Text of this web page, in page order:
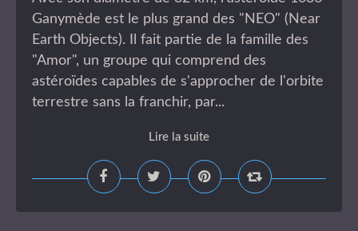
Ganymède est le plus grand des "NEO" (Near
Earth Objects). Il fait partie de la famille des
"Amor", un groupe qui comprend des
astéroïdes capables de s'approcher de l'orbite
terrestre sans la franchir, par...
Lire la suite